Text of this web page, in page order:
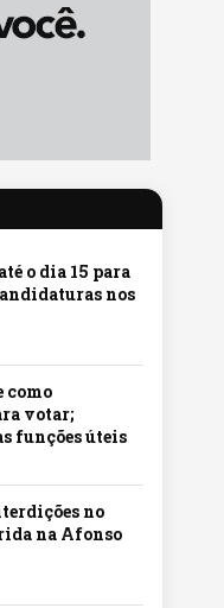
o dia 15 para
nos
como
votar;
funções úteis
no
na Afonso